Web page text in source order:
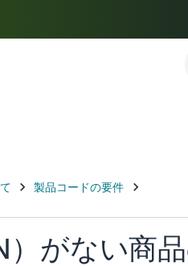
language
日本
）がない商